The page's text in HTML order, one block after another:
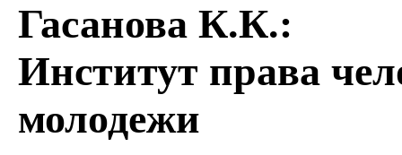
Гасанова К.К.:
Институт права
молодежи